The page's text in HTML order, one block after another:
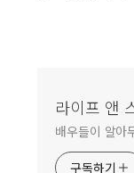
라이프 앤
배우들이 알아
구독하기